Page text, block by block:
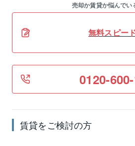
売却か賃貸か悩んでい
無料スピー
0120-
賃貸をご検討の方